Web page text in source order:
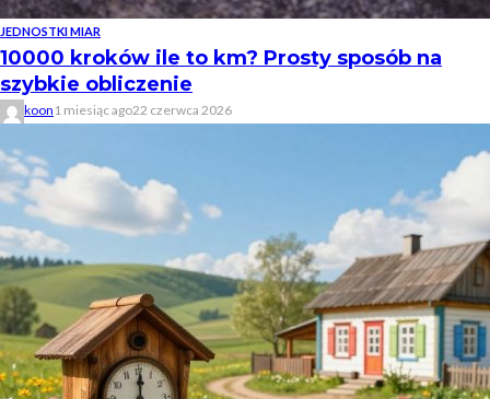
JEDNOSTKI MIAR
10000 kroków ile to km? Prosty sposób na
szybkie obliczenie
koon 1 miesiąc ago22 czerwca 2026